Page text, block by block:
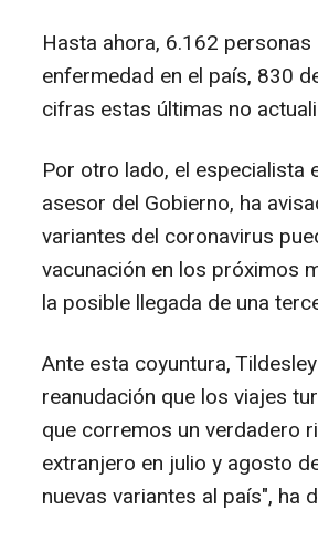
Hasta ahora, 6.162
enfermedad en el país, 830
cifras estas últimas no
Por otro lado, el especialista
asesor del Gobierno, ha
variantes del coronavirus
vacunación en los próximos
la posible llegada de una
Ante esta coyuntura,
reanudación que los viajes
que corremos un verdadero
extranjero en julio y agosto
nuevas variantes al país", ha